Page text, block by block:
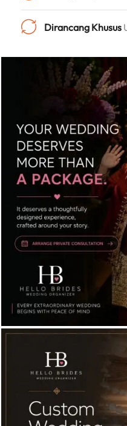
Dirancang Khusus